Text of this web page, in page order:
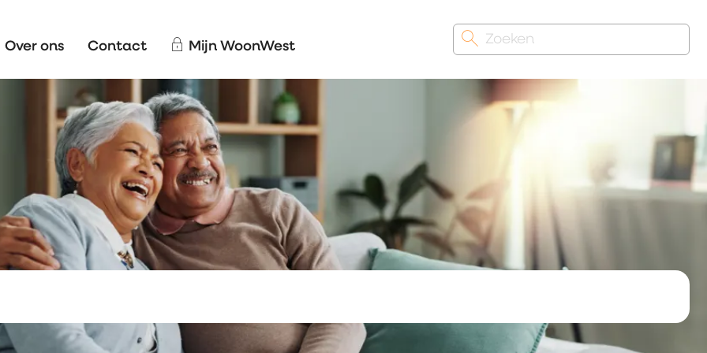
Over ons Contact Mijn WoonWest
Zoeken
Waarmee kunnen we u helpen?